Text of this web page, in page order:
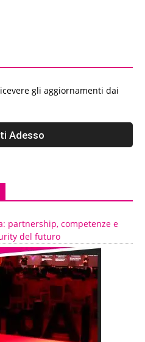
gli aggiornamenti dai
partnership, competenze e
del futuro